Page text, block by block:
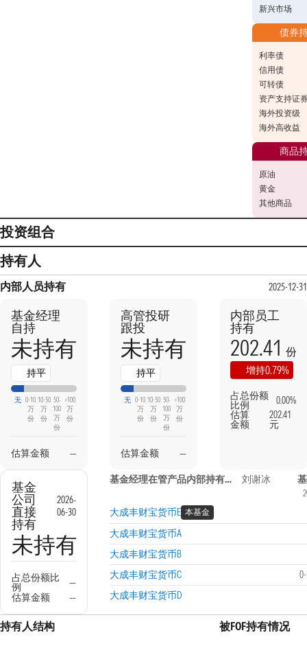
新兴市场
债券
利率债
信用债
可转债
资产支持证
海外投资级
海外高收益
商品
原油
黄金
其他商品
投资组合
持有人
内部人员持有 2025-12-31
基金经理
自持
未持有
持平
无 0-10
万
份
10-50
万
份
50-
100
万
份
>100
万
份
估算金额 —
高管投研
跟投
未持有
持平
无 0-10
万
份
10-50
万
份
50-
100
万
份
>100
万
份
估算金额 —
内部员工
持有
202.41 份
增持0.79%
占总份额
比例
0.00%
估算
金额
202.41
元
基金
公司
直接
持有
2026-
06-30
未持有
占总份额比
例
—
估算金额
—
基金经理在管产品内部持有信息 刘谢冰
大成丰财宝货币E 本基金
大成丰财宝货币A
大成丰财宝货币B
大成丰财宝货币C
大成丰财宝货币D
持有人结构 被FOF持有情况